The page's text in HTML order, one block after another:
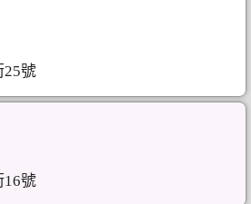
25號
16號